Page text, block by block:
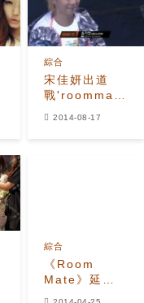
宋佳妍出道
戰'roommate'室
綜合
2014-08-17
《Room
Mate》延至5
綜合